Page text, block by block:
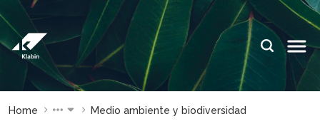
Saltar al contenido principal
IDIOMAS:
ES
SITIOS DE
Home Medio ambiente y biodiversidad